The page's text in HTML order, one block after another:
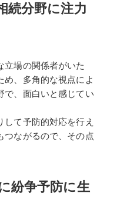
続分野に注力
立場の関係者がいた
め、多角的な視点によ
で、面白いと感じてい
して予防的対応を行え
つながるので、その点
紛争予防に生